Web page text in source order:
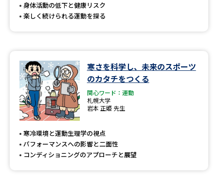
身体活動の低下と健康リスク
楽しく続けられる運動を探る
寒さを科学し、未来のスポーツ
のカタチをつくる
関心ワード：運動
札幌大学
岩本 正姫 先生
寒冷環境と運動生理学の視点
パフォーマンスへの影響と二面性
コンディショニングのアプローチと展望